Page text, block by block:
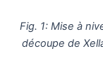
Fig. 1: Mise à
découpe de